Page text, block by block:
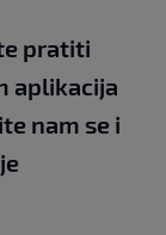
pratiti
aplikacija
nam se i